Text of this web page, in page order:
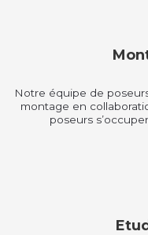
Notre équipe de
montage en
poseurs